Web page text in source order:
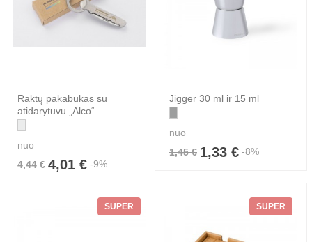
Raktų pakabukas su
atidarytuvu „Alco“
nuo
4,44 € 4,01 € -9%
Jigger 30 ml ir 15 ml
nuo
1,45 € 1,33 € -8%
SUPER SUPER